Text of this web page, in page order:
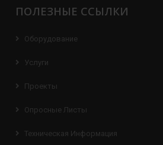
ПОЛЕЗНЫЕ ССЫЛКИ
Оборудование
Услуги
Проекты
Опросные Листы
Техническая Информация